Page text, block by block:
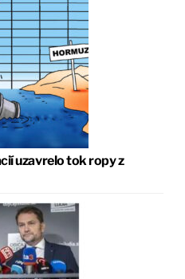
uzavrelo tok ropy z